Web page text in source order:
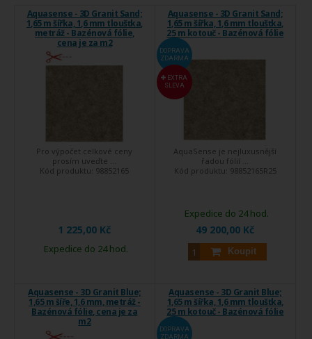
Aquasense - 3D Granit Sand;
1,65 m šířka, 1,6 mm tloušťka,
metráž - Bazénová fólie,
cena je za m2
Pro výpočet celkové ceny
prosím uveďte ...
Kód produktu: 98852165
1 225,00 Kč
Expedice do 24 hod.
Aquasense - 3D Granit Sand;
1,65 m šířka, 1,6 mm tloušťka,
25 m kotouč - Bazénová fólie
DOPRAVA
ZDARMA
EXTRA
SLEVA
AquaSense je nejluxusnější
řadou fólií ...
Kód produktu: 98852165R25
49 200,00 Kč
Koupit
Expedice do 24 hod.
Aquasense - 3D Granit Blue;
1,65 m šíře, 1,6 mm, metráž -
Bazénová fólie, cena je za
m2
Aquasense - 3D Granit Blue;
1,65 m šířka, 1,6 mm tloušťka,
25 m kotouč - Bazénová fólie
DOPRAVA
ZDARMA